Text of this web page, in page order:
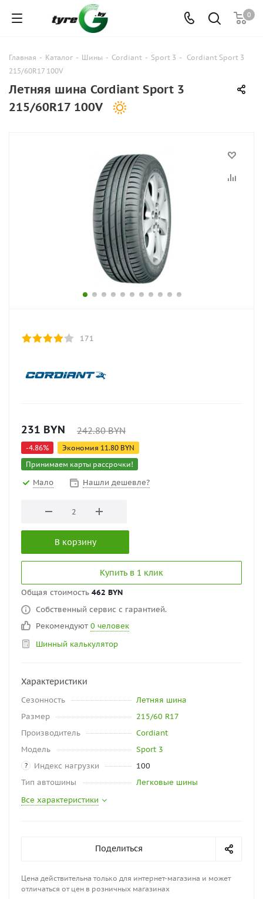
0
Главная - Каталог - Шины - Cordiant - Sport 3 -
Cordiant Sport 3
215/60R17 100V
Летняя шина Cordiant Sport 3
215/60R17 100V
171
231 BYN 242.80BYN
-4.86% Экономия 11.80 BYN
Принимаем карты рассрочки!
Мало Нашли дешевле?
В корзину
Купить в 1 клик
Общая стоимость 462 BYN
Собственный сервис с гарантией.
Рекомендуют 0 человек
Шинный калькулятор
Характеристики
Сезонность
Летняя шина
Размер
215/60 R17
Производитель
Cordiant
Модель
Sport 3
? Индекс нагрузки
100
Тип автошины
Легковые шины
Все характеристики
Поделиться
Цена действительна только для интернет-магазина и может
отличаться от цен в розничных магазинах